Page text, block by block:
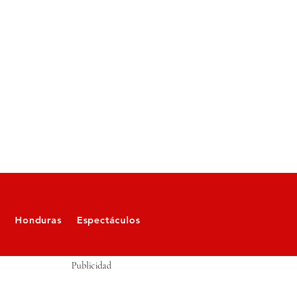
Honduras Espectáculos
Publicidad